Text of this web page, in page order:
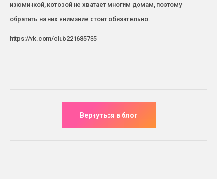
изюминкой, которой не хватает многим домам, поэтому
обратить на них внимание стоит обязательно.
https://vk.com/club221685735